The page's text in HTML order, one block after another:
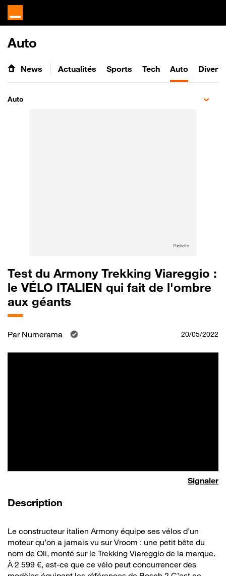
Auto
News Actualités Sports Tech Auto
Auto
Publicité
Test du Armony Trekking Viareggio :
le VÉLO ITALIEN qui fait de l'ombre
aux géants
Par Numerama 20/05/2022
Signaler
Description
Le constructeur italien Armony équipe ses vélos d’un
moteur qu’on a jamais vu sur Vroom : une petit bête du
nom de Oli, monté sur le Trekking Viareggio de la marque.
À 2 599 €, est-ce que ce vélo peut concurrencer des